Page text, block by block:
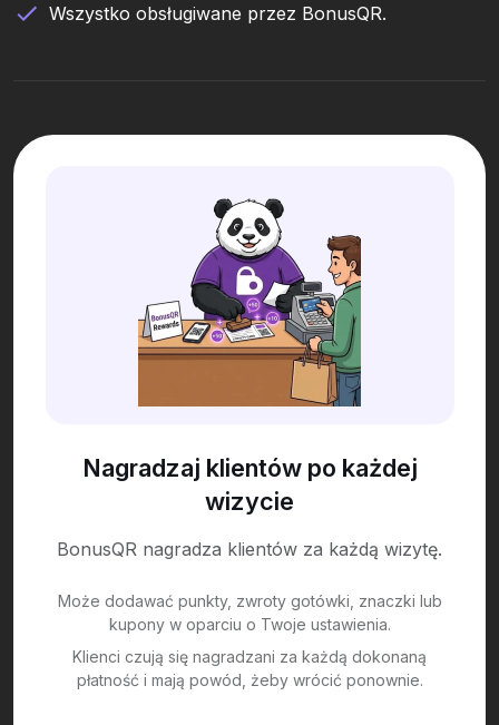
Wszystko obsługiwane przez BonusQR.
Nagradzaj klientów po każdej
wizycie
BonusQR nagradza klientów za każdą wizytę.
Może dodawać punkty, zwroty gotówki, znaczki lub
kupony w oparciu o Twoje ustawienia.
Klienci czują się nagradzani za każdą dokonaną
płatność i mają powód, żeby wrócić ponownie.